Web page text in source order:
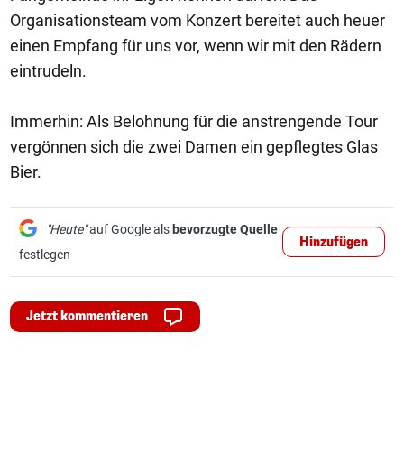
Organisationsteam vom Konzert bereitet auch heuer
einen Empfang für uns vor, wenn wir mit den Rädern
eintrudeln.
Immerhin: Als Belohnung für die anstrengende Tour
vergönnen sich die zwei Damen ein gepflegtes Glas
Bier.
"Heute"auf Google als bevorzugte Quelle
festlegen
Hinzufügen
Jetzt kommentieren